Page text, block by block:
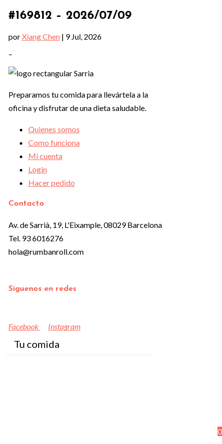
#169812 – 2026/07/09
porXiang Chen| 9 Jul, 2026
–
Preparamos tu comida para llevártela a la
oficina y disfrutar de una dieta saludable.
Quienes somos
Como funciona
Mi cuenta
Login
Hacer pedido
Contacto
Av. de Sarrià, 19, L'Eixample, 08029 Barcelona
Tel. 93 6016276
hola@rumbanroll.com
Síguenos en redes
Facebook Instagram
0
Tu comida